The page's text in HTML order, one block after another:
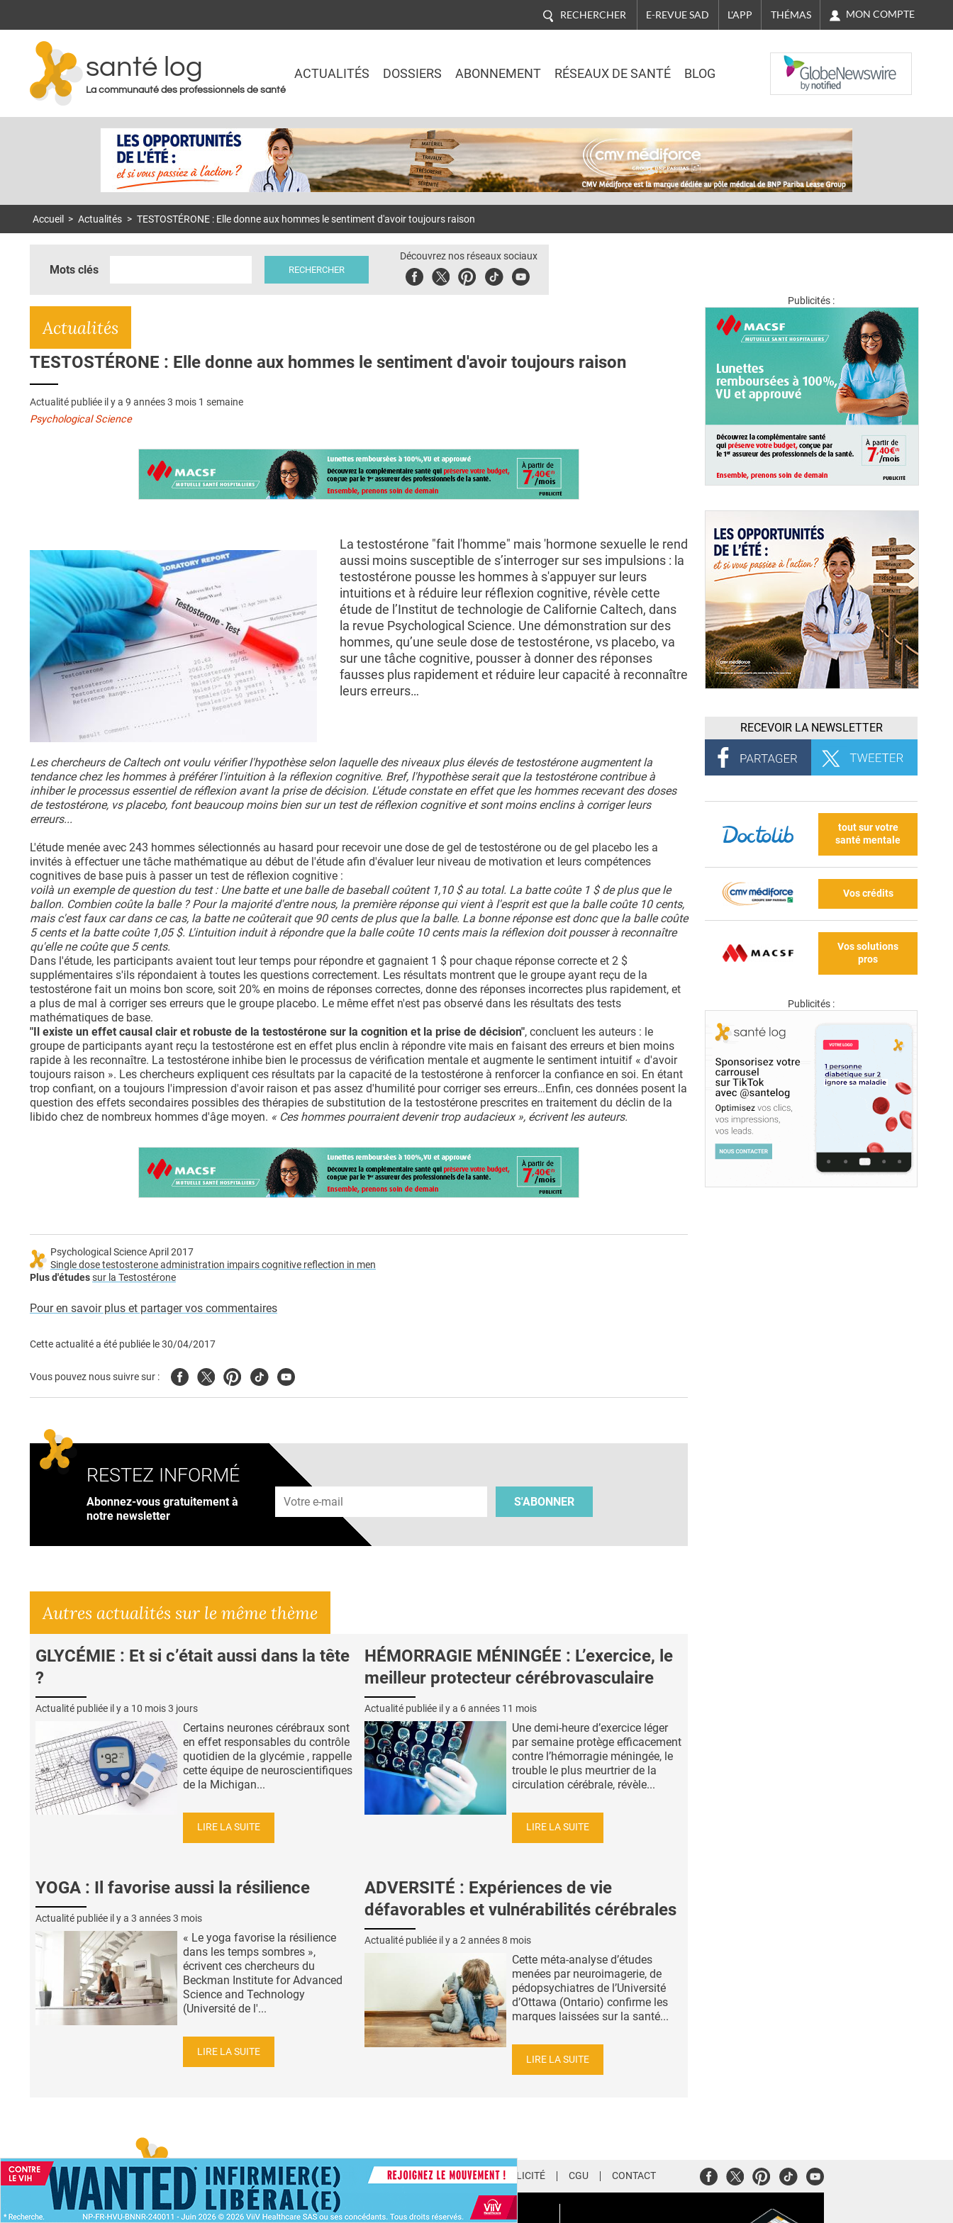
RECHERCHER E-REVUE SAD L'APP THÉMAS MON COMPTE
santé log
La communauté des professionnels de santé
ACTUALITÉS DOSSIERS ABONNEMENT RÉSEAUX DE SANTÉ BLOG
NASDAQ
Accueil > Actualités > TESTOSTÉRONE : Elle donne aux hommes le sentiment d'avoir toujours raison
Mots clés
Découvrez nos réseaux sociaux
FacebookTwitterPinterest
TiktokYoubute
Actualités
TESTOSTÉRONE : Elle donne aux hommes le sentiment d'avoir toujours raison
Actualité publiée il y a 9 années 3 mois 1 semaine
Psychological Science
La testostérone "fait l'homme" mais 'hormone sexuelle le rend
aussi moins susceptible de s’interroger sur ses impulsions : la
testostérone pousse les hommes à s'appuyer sur leurs
intuitions et à réduire leur réflexion cognitive, révèle cette
étude de l’Institut de technologie de Californie Caltech, dans
la revue Psychological Science. Une démonstration sur des
hommes, qu’une seule dose de testostérone, vs placebo, va
sur une tâche cognitive, pousser à donner des réponses
fausses plus rapidement et réduire leur capacité à reconnaître
leurs erreurs…
Les chercheurs de Caltech ont voulu vérifier l'hypothèse selon laquelle des niveaux plus élevés de testostérone augmentent la
tendance chez les hommes à préférer l'intuition à la réflexion cognitive. Bref, l'hypothèse serait que la testostérone contribue à
inhiber le processus essentiel de réflexion avant la prise de décision. L'étude constate en effet que les hommes recevant des doses
de testostérone, vs placebo, font beaucoup moins bien sur un test de réflexion cognitive et sont moins enclins à corriger leurs
erreurs...
L'étude menée avec 243 hommes sélectionnés au hasard pour recevoir une dose de gel de testostérone ou de gel placebo les a
invités à effectuer une tâche mathématique au début de l'étude afin d'évaluer leur niveau de motivation et leurs compétences
cognitives de base puis à passer un test de réflexion cognitive :
voilà un exemple de question du test : Une batte et une balle de baseball coûtent 1,10 $ au total. La batte coûte 1 $ de plus que le
ballon. Combien coûte la balle ? Pour la majorité d'entre nous, la première réponse qui vient à l'esprit est que la balle coûte 10 cents,
mais c'est faux car dans ce cas, la batte ne coûterait que 90 cents de plus que la balle. La bonne réponse est donc que la balle coûte
5 cents et la batte coûte 1,05 $. L'intuition induit à répondre que la balle coûte 10 cents mais la réflexion doit pousser à reconnaître
qu'elle ne coûte que 5 cents.
Dans l'étude, les participants avaient tout leur temps pour répondre et gagnaient 1 $ pour chaque réponse correcte et 2 $
supplémentaires s'ils répondaient à toutes les questions correctement. Les résultats montrent que le groupe ayant reçu de la
testostérone fait un moins bon score, soit 20% en moins de réponses correctes, donne des réponses incorrectes plus rapidement, et
a plus de mal à corriger ses erreurs que le groupe placebo. Le même effet n'est pas observé dans les résultats des tests
mathématiques de base.
"Il existe un effet causal clair et robuste de la testostérone sur la cognition et la prise de décision", concluent les auteurs : le
groupe de participants ayant reçu la testostérone est en effet plus enclin à répondre vite mais en faisant des erreurs et bien moins
rapide à les reconnaître. La testostérone inhibe bien le processus de vérification mentale et augmente le sentiment intuitif « d'avoir
toujours raison ». Les chercheurs expliquent ces résultats par la capacité de la testostérone à renforcer la confiance en soi. En étant
trop confiant, on a toujours l'impression d'avoir raison et pas assez d'humilité pour corriger ses erreurs…Enfin, ces données posent la
question des effets secondaires possibles des thérapies de substitution de la testostérone prescrites en traitement du déclin de la
libido chez de nombreux hommes d'âge moyen. « Ces hommes pourraient devenir trop audacieux », écrivent les auteurs.
Psychological Science April 2017
Single dose testosterone administration impairs cognitive reflection in men
Plus d'étudessur la Testostérone
Pour en savoir plus et partager vos commentaires
Cette actualité a été publiée le30/04/2017
Vous pouvez nous suivre sur : FacebookTwitterPinterest
TiktokYoutube
RESTEZ INFORMÉ
Abonnez-vous gratuitement à
notre newsletter
Adresse e-mail
S'ABONNER
Autres actualités sur le même thème
GLYCÉMIE : Et si c’était aussi dans la tête
?
Actualité publiée il y a 10 mois 3 jours
Certains neurones cérébraux sont
en effet responsables du contrôle
quotidien de la glycémie , rappelle
cette équipe de neuroscientifiques
de la Michigan...
LIRE LA SUITE
HÉMORRAGIE MÉNINGÉE : L’exercice, le
meilleur protecteur cérébrovasculaire
Actualité publiée il y a 6 années 11 mois
Une demi-heure d’exercice léger
par semaine protège efficacement
contre l’hémorragie méningée, le
trouble le plus meurtrier de la
circulation cérébrale, révèle...
LIRE LA SUITE
YOGA : Il favorise aussi la résilience
Actualité publiée il y a 3 années 3 mois
« Le yoga favorise la résilience
dans les temps sombres »,
écrivent ces chercheurs du
Beckman Institute for Advanced
Science and Technology
(Université de l'...
LIRE LA SUITE
ADVERSITÉ : Expériences de vie
défavorables et vulnérabilités cérébrales
Actualité publiée il y a 2 années 8 mois
Cette méta-analyse d’études
menées par neuroimagerie, de
pédopsychiatres de l’Université
d’Ottawa (Ontario) confirme les
marques laissées sur la santé...
LIRE LA SUITE
Publicités :
RECEVOIR LA NEWSLETTER
tout sur votre
santé mentale
Vos crédits
Vos solutions
pros
Publicités :
ACCUEIL NEWSLETTER QUI SOMMES-NOUS ? PUBLICITÉ CGU CONTACT FacebookTwitterPinterest
TiktokYoutube